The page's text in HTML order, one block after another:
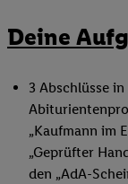
Deine
3 Abschlüsse
„Kaufmann im
„Geprüfter
den „AdA-